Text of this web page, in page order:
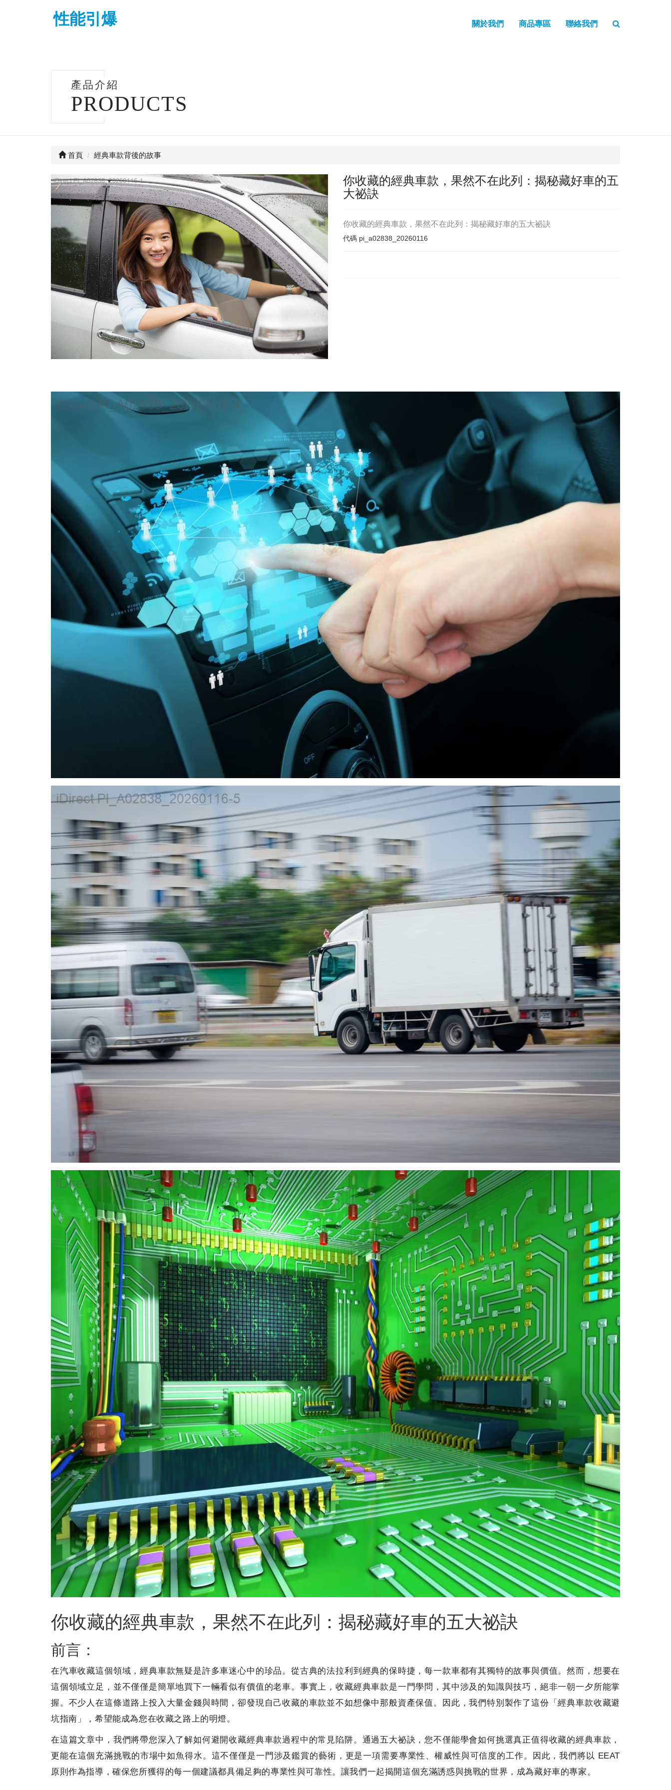
性能引爆 關於我們 商品專區 聯絡我們
產品介紹
PRODUCTS
首頁 經典車款背後的故事
你收藏的經典車款，果然不在此列：揭秘藏好車的五
大祕訣
你收藏的經典車款，果然不在此列：揭秘藏好車的五大祕訣
代碼 pi_a02838_20260116
你收藏的經典車款，果然不在此列：揭秘藏好車的五大祕訣
前言：
在汽車收藏這個領域，經典車款無疑是許多車迷心中的珍品。從古典的法拉利到經典的保時捷，每一款車都有其獨特的故事與價值。然而，想要在
這個領域立足，並不僅僅是簡單地買下一輛看似有價值的老車。事實上，收藏經典車款是一門學問，其中涉及的知識與技巧，絕非一朝一夕所能掌
握。不少人在這條道路上投入大量金錢與時間，卻發現自己收藏的車款並不如想像中那般資產保值。因此，我們特別製作了這份「經典車款收藏避
坑指南」，希望能成為您在收藏之路上的明燈。
在這篇文章中，我們將帶您深入了解如何避開收藏經典車款過程中的常見陷阱。通過五大祕訣，您不僅能學會如何挑選真正值得收藏的經典車款，
更能在這個充滿挑戰的市場中如魚得水。這不僅僅是一門涉及鑑賞的藝術，更是一項需要專業性、權威性與可信度的工作。因此，我們將以 EEAT
原則作為指導，確保您所獲得的每一個建議都具備足夠的專業性與可靠性。讓我們一起揭開這個充滿誘惑與挑戰的世界，成為藏好車的專家。